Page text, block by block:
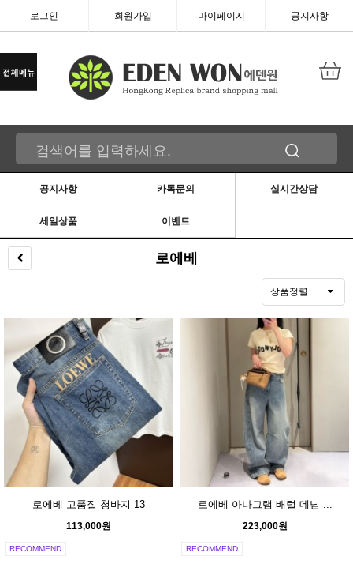
로그인 회원가입 마이페이지 공지사항
공지사항 카톡문의 실시간상담
세일상품 이벤트
로에베
상품정렬
로에베 고품질 청바지 13
113,000원
RECOMMEND
로에베 아나그램 배럴 데님 ...
223,000원
RECOMMEND